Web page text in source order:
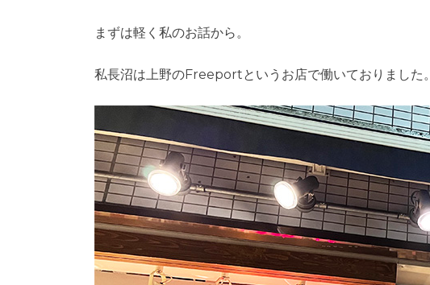
まずは軽く私のお話から。
私長沼は上野のFreeportというお店で働いておりました。